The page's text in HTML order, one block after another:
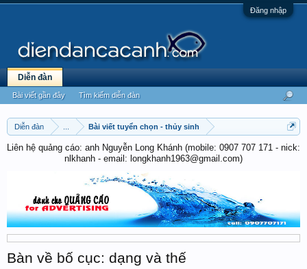
Đăng nhập
Diễn đàn Bài viết tuyển chọn - thủy sinh
Liên hệ quảng cáo: anh Nguyễn Long Khánh (mobile: 0907 707 171 - nick:
nlkhanh - email: longkhanh1963@gmail.com)
Bàn về bố cục: dạng và thế
Diễn đàn
Bài viết gần đây Tìm kiếm diễn đàn